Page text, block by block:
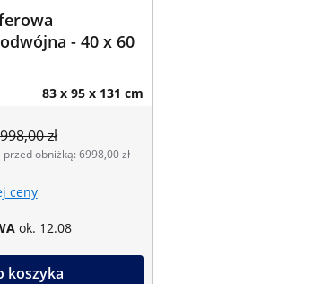
- 40 x 60
83 x 95 x 131 cm
zł
obniżką: 6998,00 zł
ceny
ok. 12.08
koszyka